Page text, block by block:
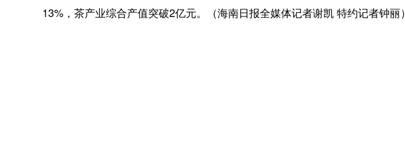
13%，茶产业综合产值突破2亿元。（海南日报全媒体记者谢凯 特约记者钟丽）